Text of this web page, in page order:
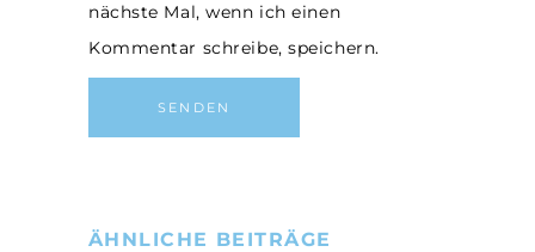
nächste Mal, wenn ich einen
Kommentar schreibe, speichern.
ÄHNLICHE BEITRÄGE